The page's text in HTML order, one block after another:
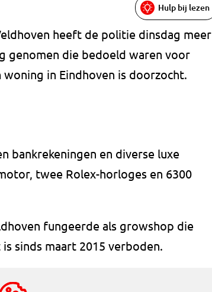
Hulp bij lezen
heeft de politie dinsdag meer
genomen die bedoeld waren voor
in Eindhoven is doorzocht.
bankrekeningen en diverse luxe
twee Rolex-horloges en 6300
fungeerde als growshop die
sinds maart 2015 verboden.